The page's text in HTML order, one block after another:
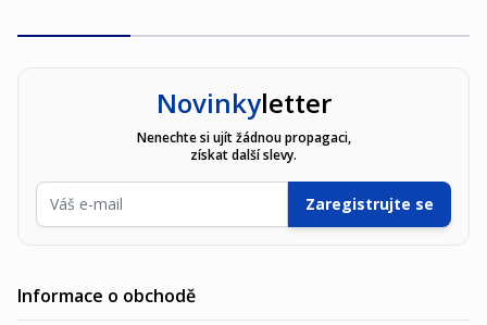
Novinkyletter
Nenechte si ujít žádnou propagaci,
získat další slevy.
E-mailová adresa
Zaregistrujte se
Informace o obchodě